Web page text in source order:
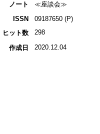
ノート
≪座談会≫
ISSN
09187650 (P)
ヒット数
298
作成日 2020.12.04